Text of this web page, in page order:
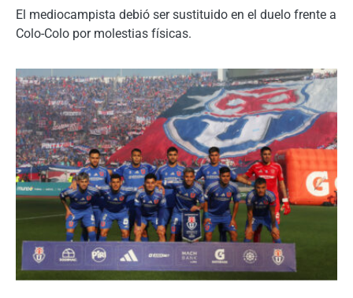
El mediocampista debió ser sustituido en el duelo frente a
Colo-Colo por molestias físicas.